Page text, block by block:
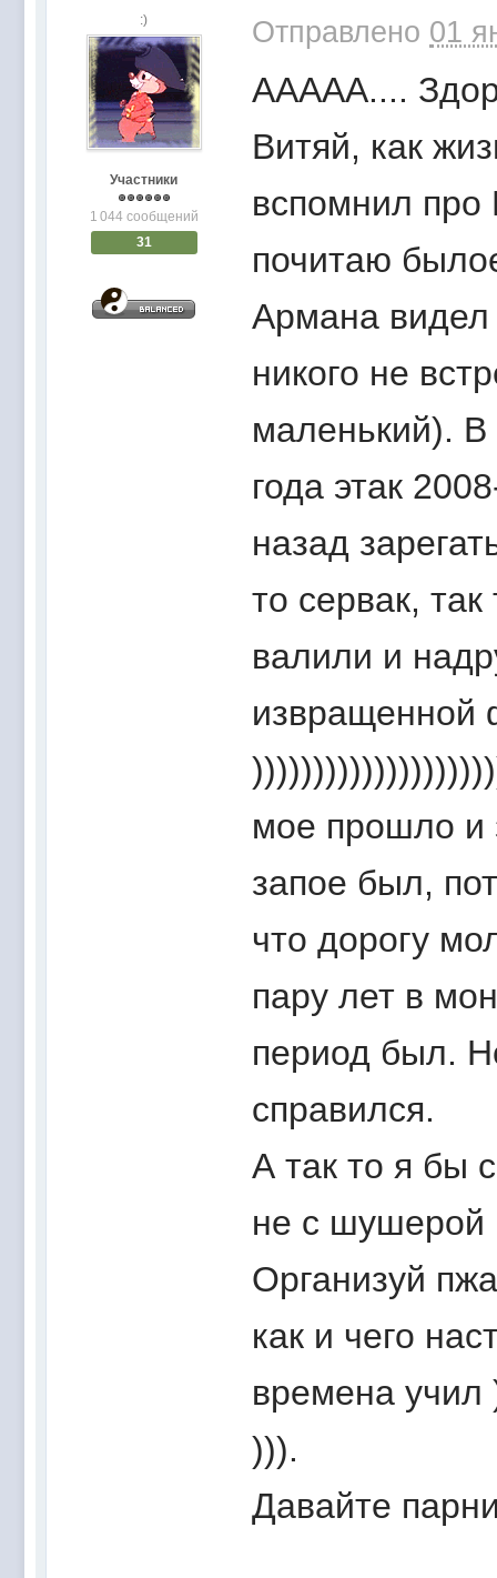
:)
Участники
1 044 сообщений
31
Отправлено 01
ААААА....
Витяй, как
вспомнил про
почитаю
Армана видел
никого не
маленький). В
года этак
назад
то сервак,
валили и
мое прошло и
запое был,
что дорогу
пару лет в
период был.
справился.
А так то я бы
не с шушерой
Организуй
как и чего
времена учил
))).
Давайте